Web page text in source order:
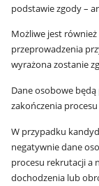
podstawie zgody –
Możliwe jest
przeprowadzenia
wyrażona zostanie
Dane osobowe
zakończenia
W przypadku
negatywnie dane
procesu rekrutacji a
dochodzenia lub